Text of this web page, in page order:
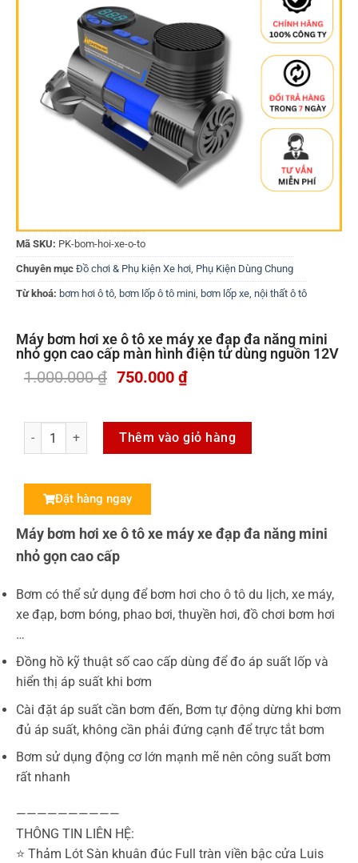
Mã SKU: PK-bom-hoi-xe-o-to
Chuyên mục Đồ chơi & Phụ kiện Xe hơi, Phụ Kiện Dùng Chung
Từ khoá: bơm hơi ô tô, bơm lốp ô tô mini, bơm lốp xe, nội thất ô tô
Máy bơm hơi xe ô tô xe máy xe đạp đa năng mini
nhỏ gọn cao cấp màn hình điện tử dùng nguồn 12V
1.000.000₫ 750.000 ₫
Thêm vào giỏ hàng
Đặt hàng ngay
Máy bơm hơi xe ô tô xe máy xe đạp đa năng mini
nhỏ gọn cao cấp
Bơm có thể sử dụng để bơm hơi cho ô tô du lịch, xe máy,
xe đạp, bơm bóng, phao bơi, thuyền hơi, đồ chơi bơm hơi
…
Đồng hồ kỹ thuật số cao cấp dùng để đo áp suất lốp và
hiển thị áp suất khi bơm
Cài đặt áp suất cần bơm đến, Bơm tự động dừng khi bơm
đủ áp suất, không cần phải đứng cạnh để trực tắt bơm
Bơm sử dụng động cơ lớn mạnh mẽ nên công suất bơm
rất nhanh
——————————
THÔNG TIN LIÊN HỆ:
⭐️ Thảm Lót Sàn khuân đúc Full tràn viền bậc cửa Luis